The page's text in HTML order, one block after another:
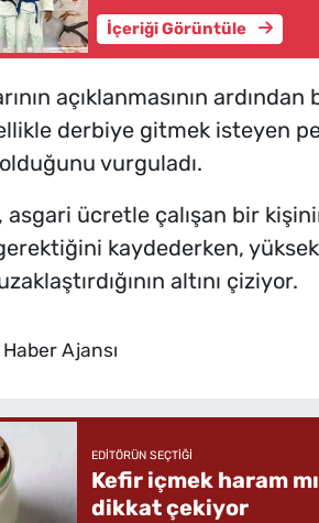
İçeriği Görüntüle
açıklanmasının
derbiye gitmek isteyen
vurguladı.
asgari ücretle çalışan bir
kaydederken,
altını çiziyor.
Haber Ajansı
EDITÖRÜN SEÇTIĞI
Kefir içmek haram
dikkat çekiyor